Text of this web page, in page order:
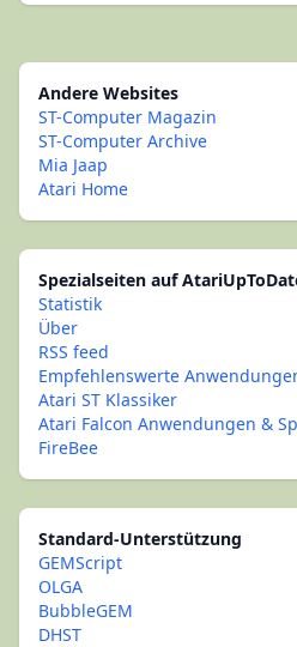
Andere Websites
ST-Computer Magazin
ST-Computer Archive
Mia Jaap
Atari Home
Spezialseiten auf
Statistik
Über
RSS feed
Empfehlenswerte
Atari ST Klassiker
Atari Falcon Anwendungen &
FireBee
Standard-Unterstützung
GEMScript
OLGA
BubbleGEM
DHST